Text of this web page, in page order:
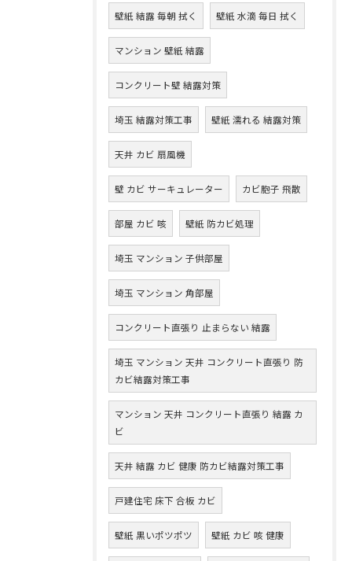
壁紙 結露 毎朝 拭く 壁紙 水滴 毎日 拭く
マンション 壁紙 結露
コンクリート壁 結露対策
埼玉 結露対策工事 壁紙 濡れる 結露対策
天井 カビ 扇風機
壁 カビ サーキュレーター カビ胞子 飛散
部屋 カビ 咳 壁紙 防カビ処理
埼玉 マンション 子供部屋
埼玉 マンション 角部屋
コンクリート直張り 止まらない 結露
埼玉 マンション 天井 コンクリート直張り 防
カビ結露対策工事
マンション 天井 コンクリート直張り 結露 カ
ビ
天井 結露 カビ 健康 防カビ結露対策工事
戸建住宅 床下 合板 カビ
壁紙 黒いポツポツ 壁紙 カビ 咳 健康